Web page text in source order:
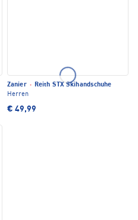
Zanier · Reith STX Skihandschuhe
Herren
€ 49,99